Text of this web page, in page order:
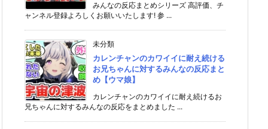
みんなの反応まとめシリーズ 高評価、チ
ャンネル登録よろしくお願いいたします! 参 ...
未分類
カレンチャンのカワイイに耐え続ける
お兄ちゃんに対するみんなの反応まと
め【ウマ娘】
カレンチャンのカワイイに耐え続けるお
兄ちゃんに対するみんなの反応をまとめました ...